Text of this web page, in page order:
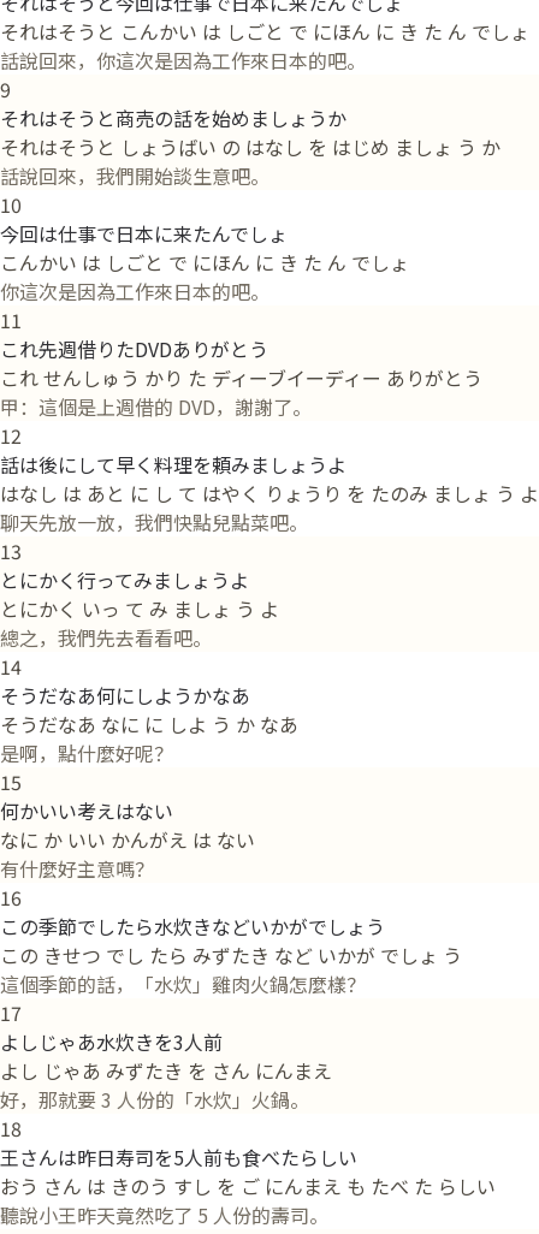
それはそうと こんかい は しごと で にほん に き た ん でしょ
話說回來，你這次是因為工作來日本的吧。
9
それはそうと商売の話を始めましょうか
それはそうと しょうばい の はなし を はじめ ましょ う か
話說回來，我們開始談生意吧。
10
今回は仕事で日本に来たんでしょ
こんかい は しごと で にほん に き た ん でしょ
你這次是因為工作來日本的吧。
11
これ先週借りたDVDありがとう
これ せんしゅう かり た ディーブイーディー ありがとう
甲：這個是上週借的 DVD，謝謝了。
12
話は後にして早く料理を頼みましょうよ
はなし は あと に し て はやく りょうり を たのみ ましょ う よ
聊天先放一放，我們快點兒點菜吧。
13
とにかく行ってみましょうよ
とにかく いっ て み ましょ う よ
總之，我們先去看看吧。
14
そうだなあ何にしようかなあ
そうだなあ なに に しよ う か なあ
是啊，點什麼好呢？
15
何かいい考えはない
なに か いい かんがえ は ない
有什麼好主意嗎？
16
この季節でしたら水炊きなどいかがでしょう
この きせつ でし たら みずたき など いかが でしょ う
這個季節的話，「水炊」雞肉火鍋怎麼樣？
17
よしじゃあ水炊きを3人前
よし じゃあ みずたき を さん にんまえ
好，那就要 3 人份的「水炊」火鍋。
18
王さんは昨日寿司を5人前も食べたらしい
おう さん は きのう すし を ご にんまえ も たべ た らしい
聽說小王昨天竟然吃了 5 人份的壽司。